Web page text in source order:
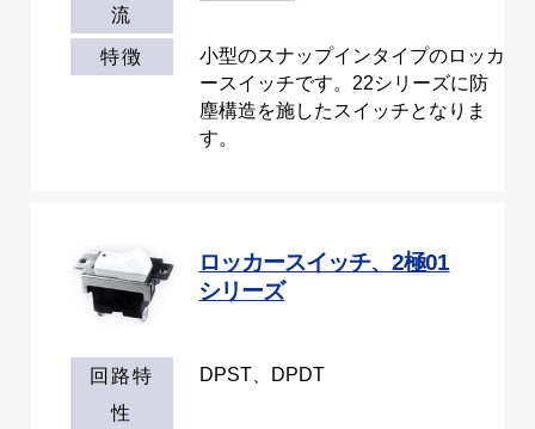
流
特徴
小型のスナップインタイプのロッカ
ースイッチです。22シリーズに防
塵構造を施したスイッチとなりま
す。
ロッカースイッチ、2極01
シリーズ
回路特
性
DPST、DPDT